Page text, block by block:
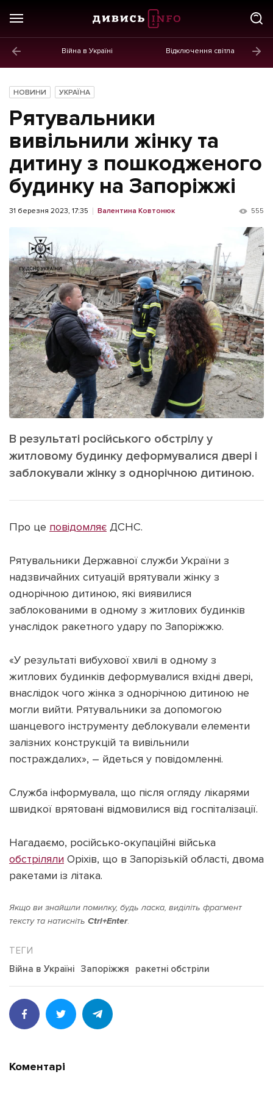
Війна в Україні Відключення світла
Новини
Політика
Економіка
Бізнес
Життя
Культура
Афіша
ІНШЕ
Інтерв'ю
Картки
Репортаж
Розслідування
Погляди
Ініціативи
Лонгріди
Прес-релізи
Фото/Відео
Made in Lviv
Зв'язатися з нами
[email protected] Реклама на сайті
НОВИНИ УКРАЇНА
Рятувальники
вивільнили жінку та
дитину з пошкодженого
будинку на Запоріжжі
31 березня 2023, 17:35 Валентина Ковтонюк 555
В результаті російського обстрілу у
житловому будинку деформувалися двері і
заблокували жінку з однорічною дитиною.
Про це повідомляє ДСНС.
Рятувальники Державної служби України з
надзвичайних ситуацій врятували жінку з
однорічною дитиною, які виявилися
заблокованими в одному з житлових будинків
унаслідок ракетного удару по Запоріжжю.
«У результаті вибухової хвилі в одному з
житлових будинків деформувалися вхідні двері,
внаслідок чого жінка з однорічною дитиною не
могли вийти. Рятувальники за допомогою
шанцевого інструменту деблокували елементи
залізних конструкцій та вивільнили
постраждалих», – йдеться у повідомленні.
Служба інформувала, що після огляду лікарями
швидкої врятовані відмовилися від госпіталізації.
Нагадаємо, російсько-окупаційні війська
обстріляли Оріхів, що в Запорізькій області, двома
ракетами із літака.
Якщо ви знайшли помилку, будь ласка, виділіть фрагмент
тексту та натисніть Ctrl+Enter.
Війна в Україні Запоріжжя ракетні обстріли
Коментарі